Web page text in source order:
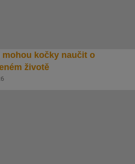
mohou kočky naučit o
životě